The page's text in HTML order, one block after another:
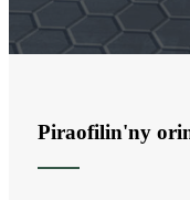
Piraofilin'ny